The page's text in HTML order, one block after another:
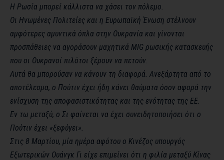
Η Ρωσία μπορεί κάλλιστα να χάσει τον πόλεμο.
Οι Ηνωμένες Πολιτείες και η Ευρωπαϊκή Ένωση στέλνουν
αμφότερες αμυντικά όπλα στην Ουκρανία και γίνονται
προσπάθειες να αγοράσουν μαχητικά MIG ρωσικής κατασκευής
που οι Ουκρανοί πιλότοι ξέρουν να πετούν.
Αυτά θα μπορούσαν να κάνουν τη διαφορά. Ανεξάρτητα από το
αποτέλεσμα, ο Πούτιν έχει ήδη κάνει θαύματα όσον αφορά την
ενίσχυση της αποφασιστικότητας και της ενότητας της ΕΕ.
Εν τω μεταξύ, ο Σι φαίνεται να έχει συνειδητοποιήσει ότι ο
Πούτιν έχει «ξεφύγει».
Στις 8 Μαρτίου, μία ημέρα αφότου ο Κινέζος υπουργός
Εξωτερικών Ουάνγκ Γι είχε επιμείνει ότι η φιλία μεταξύ Κίνας